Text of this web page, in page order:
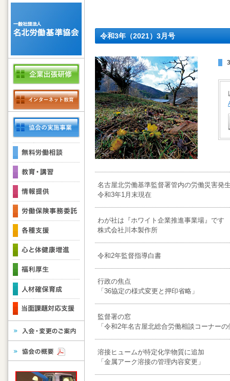
令和3年（2021）3月号
名古屋北労働基準監督署管内の労働災害発
令和3年1月末現在
わが社は『ホワイト企業推進事業場』です
株式会社川本製作所
令和2年監督指導白書
行政の焦点
「36協定の様式変更と押印省略」
監督署の窓
「令和2年名古屋北総合労働相談コーナーの
溶接ヒュームが特定化学物質に追加
「金属アーク溶接の管理内容変更」